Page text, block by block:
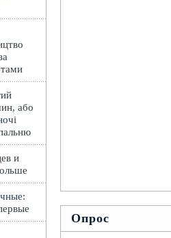
або
и
Опрос